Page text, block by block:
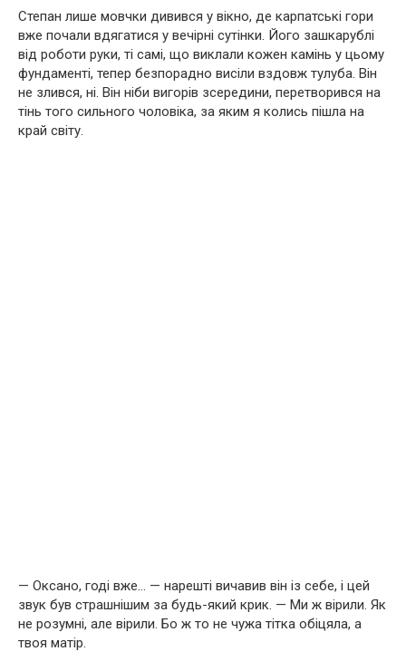
Степан лише мовчки дивився у вікно, де карпатські гори
вже почали вдягатися у вечірні сутінки. Його зашкарублі
від роботи руки, ті самі, що виклали кожен камінь у цьому
фундаменті, тепер безпорадно висіли вздовж тулуба. Він
не злився, ні. Він ніби вигорів зсередини, перетворився на
тінь того сильного чоловіка, за яким я колись пішла на
край світу.
— Оксано, годі вже… — нарешті вичавив він із себе, і цей
звук був страшнішим за будь-який крик. — Ми ж вірили. Як
не розумні, але вірили. Бо ж то не чужа тітка обіцяла, а
твоя матір.